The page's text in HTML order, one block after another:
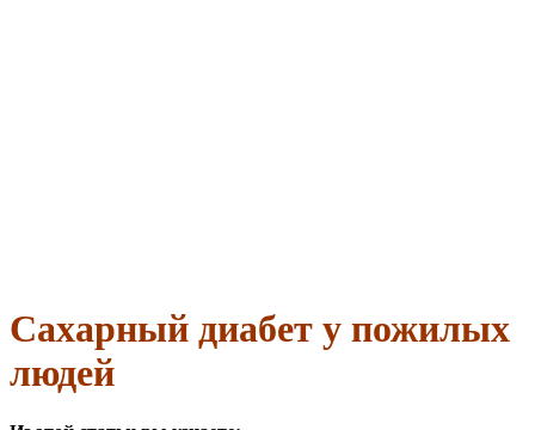
Сахарный диабет у пожилых
людей